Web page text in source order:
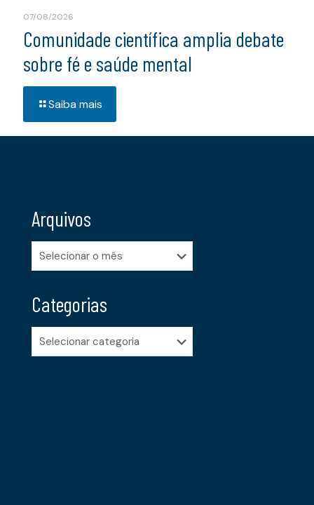
07/08/2026
Comunidade científica amplia debate
sobre fé e saúde mental
Saiba mais
Arquivos
Arquivos
Categorias
Categorias